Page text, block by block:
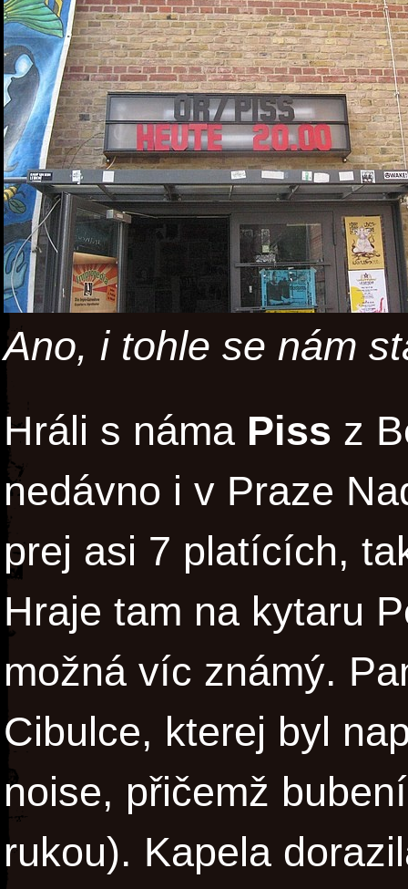
Ano, i tohle se nám
Hráli s náma Piss z
nedávno i v Praze
prej asi 7 platících,
Hraje tam na kytaru
možná víc známý.
Cibulce, kterej byl
noise, přičemž
rukou). Kapela